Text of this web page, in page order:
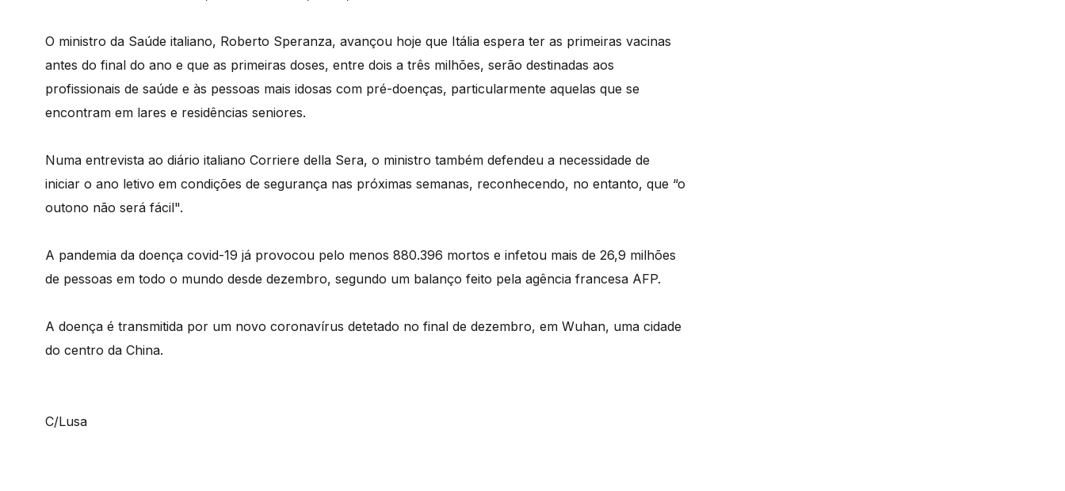
O ministro da Saúde italiano, Roberto Speranza, avançou hoje que Itália espera ter as primeiras vacinas
antes do final do ano e que as primeiras doses, entre dois a três milhões, serão destinadas aos
profissionais de saúde e às pessoas mais idosas com pré-doenças, particularmente aquelas que se
encontram em lares e residências seniores.
Numa entrevista ao diário italiano Corriere della Sera, o ministro também defendeu a necessidade de
iniciar o ano letivo em condições de segurança nas próximas semanas, reconhecendo, no entanto, que “o
outono não será fácil".
A pandemia da doença covid-19 já provocou pelo menos 880.396 mortos e infetou mais de 26,9 milhões
de pessoas em todo o mundo desde dezembro, segundo um balanço feito pela agência francesa AFP.
A doença é transmitida por um novo coronavírus detetado no final de dezembro, em Wuhan, uma cidade
do centro da China.
C/Lusa